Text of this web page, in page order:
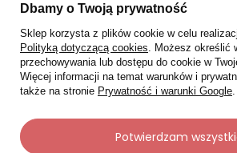
Moje zamówienia
Dbamy o Twoją prywatność
Sklep korzysta z plików cookie w celu
Polityką dotyczącą cookies. Możesz określić
przechowywania lub dostępu do cookie w
Więcej informacji na temat warunków i
także na stronie Prywatność i warunki Google.
Potwierdzam